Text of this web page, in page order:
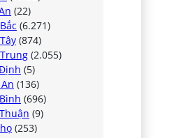
(22)
(6.271)
(874)
(2.055)
(5)
(136)
(696)
(9)
(253)